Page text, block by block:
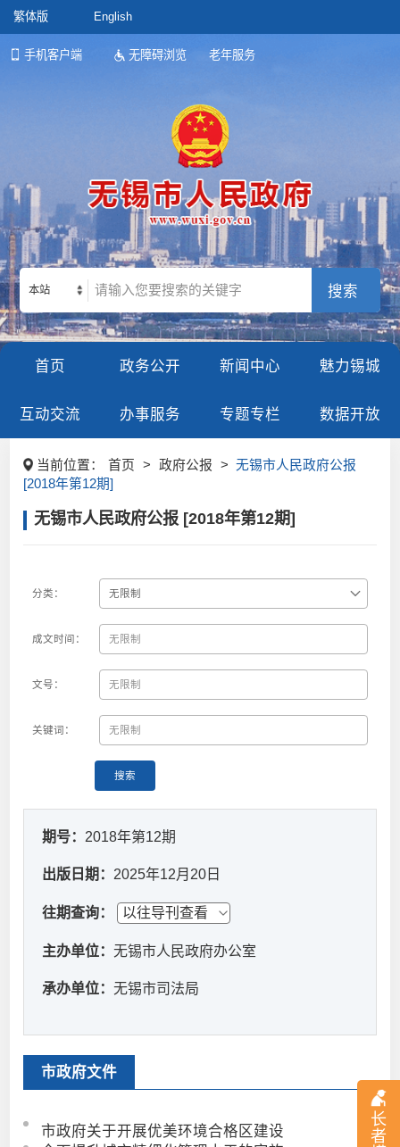
繁体版 English
手机客户端 无障碍浏览 老年服务
长
者
本站
首页 政务公开 新闻中心 魅力锡城
互动交流 办事服务 专题专栏 数据开放
当前位置： 首页 > 政府公报 > 无锡市人民政府公报
[2018年第12期]
无锡市人民政府公报 [2018年第12期]
分类：
成文时间：
文号：
关键词：
搜索
期号： 2018年第12期
出版日期： 2025年12月20日
往期查询：
主办单位：无锡市人民政府办公室
承办单位：无锡市司法局
市政府文件
市政府关于开展优美环境合格区建设